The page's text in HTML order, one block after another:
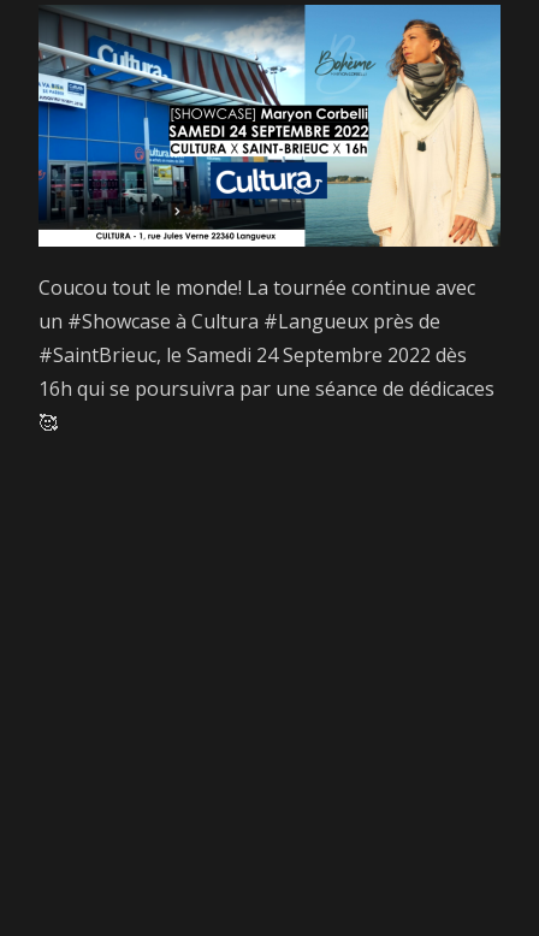
Coucou tout le monde! La tournée continue avec
un #Showcase à Cultura #Langueux près de
#SaintBrieuc, le Samedi 24 Septembre 2022 dès
16h qui se poursuivra par une séance de dédicaces
🥰